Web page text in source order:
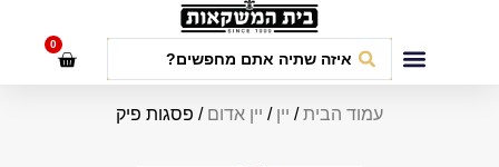
0
עמוד הבית/ יין / יין אדום / פסגות פיק